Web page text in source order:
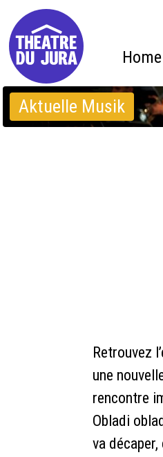
Home
Aktuelle Musik
Retrouvez
une
rencontre
Obladi
va